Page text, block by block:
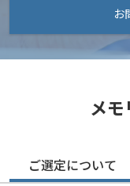
お
メ
ご選定について